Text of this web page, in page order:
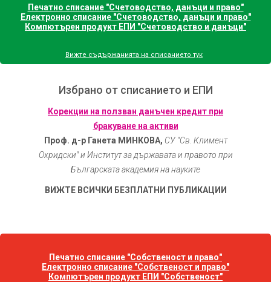
Печатно списание "Счетоводство, данъци и право"
Електронно списание "Счетоводство, данъци и право"
Компютърен продукт ЕПИ "Счетоводство и данъци"
Вижте съдържанията на списанието тук
Избрано от списанието и ЕПИ
Корекции на ползван данъчен кредит при
бракуване на активи
Проф. д-р Ганета МИНКОВА, СУ "Св. Климент
Охридски" и Институт за държавата и правото при
Българската академия на науките
ВИЖТЕ ВСИЧКИ БЕЗПЛАТНИ ПУБЛИКАЦИИ
Печатно списание "Собственост и право"
Електронно списание "Собственост и право"
Компютърен продукт ЕПИ "Собственост"